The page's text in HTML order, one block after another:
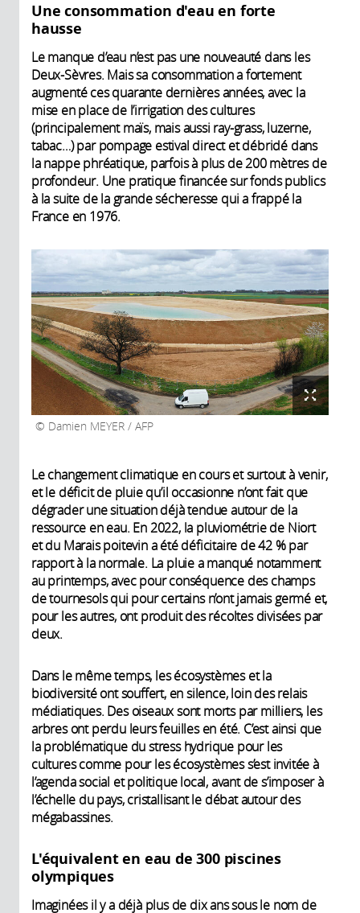
Une consommation d'eau en forte
hausse
Le manque d’eau n’est pas une nouveauté dans les
Deux-Sèvres. Mais sa consommation a fortement
augmenté ces quarante dernières années, avec la
mise en place de l’irrigation des cultures
(principalement maïs, mais aussi ray-grass, luzerne,
tabac…) par pompage estival direct et débridé dans
la nappe phréatique, parfois à plus de 200 mètres de
profondeur. Une pratique financée sur fonds publics
à la suite de la grande sécheresse qui a frappé la
France en 1976.
Damien MEYER / AFP
Le changement climatique en cours et surtout à venir,
et le déficit de pluie qu’il occasionne n’ont fait que
dégrader une situation déjà tendue autour de la
ressource en eau. En 2022, la pluviométrie de Niort
et du Marais poitevin a été déficitaire de 42 % par
rapport à la normale. La pluie a manqué notamment
au printemps, avec pour conséquence des champs
de tournesols qui pour certains n’ont jamais germé et,
pour les autres, ont produit des récoltes divisées par
deux.
Dans le même temps, les écosystèmes et la
biodiversité ont souffert, en silence, loin des relais
médiatiques. Des oiseaux sont morts par milliers, les
arbres ont perdu leurs feuilles en été. C’est ainsi que
la problématique du stress hydrique pour les
cultures comme pour les écosystèmes s’est invitée à
l’agenda social et politique local, avant de s’imposer à
l’échelle du pays, cristallisant le débat autour des
mégabassines.
L'équivalent en eau de 300 piscines
olympiques
Imaginées il y a déjà plus de dix ans sous le nom de